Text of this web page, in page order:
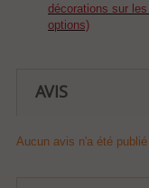
décorations sur
options)
AVIS
Aucun avis n'a été